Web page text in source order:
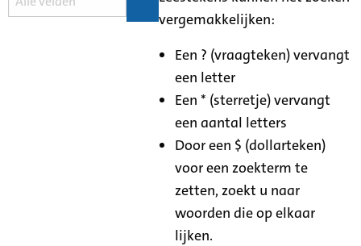
vergemakkelijken:
Een ? (vraagteken) vervangt
een letter
Een * (sterretje) vervangt
een aantal letters
Door een $ (dollarteken)
voor een zoekterm te
zetten, zoekt u naar
woorden die op elkaar
lijken.